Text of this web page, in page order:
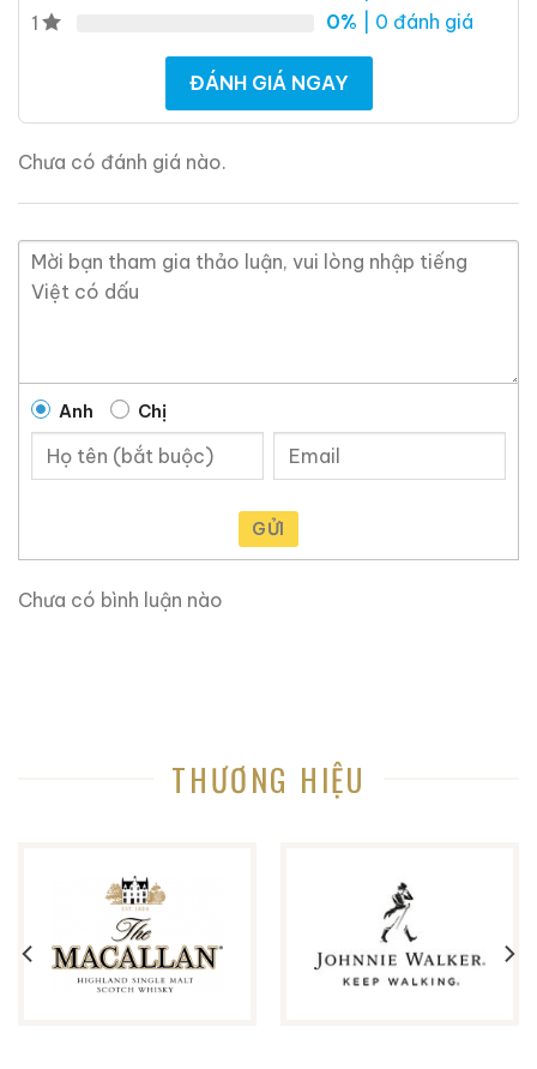
1
0% | 0 đánh giá
ĐÁNH GIÁ NGAY
Chưa có đánh giá nào.
Anh Chị
GỬI
Chưa có bình luận nào
THƯƠNG HIỆU